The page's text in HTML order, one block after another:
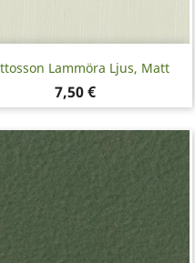
Lammöra Ljus, Matt
Pris
7,50 €